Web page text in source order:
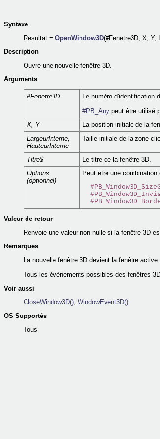
Syntaxe
Resultat = OpenWindow3D(#Fenetre3D, X, Y,
Description
Ouvre une nouvelle fenêtre 3D.
Arguments
#Fenetre3D
Le numéro d'identification
#PB_Any peut être utilisé
X, Y
La position initiale de la
LargeurInterne,
HauteurInterne
Taille initiale de la zone
Titre$
Le titre de la fenêtre 3D.
Options
(optionnel)
Peut être une combination
Valeur de retour
Renvoie une valeur non nulle si la fenêtre 3D
Remarques
La nouvelle fenêtre 3D devient la fenêtre
Tous les évènements possibles des fenêtres
Voir aussi
CloseWindow3D(), WindowEvent3D()
OS Supportés
Tous